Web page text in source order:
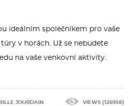
ideálním společníkem pro vaše
v horách. Už se nebudete
na vaše venkovní aktivity.
JOURDAIN VIEWS (126958)